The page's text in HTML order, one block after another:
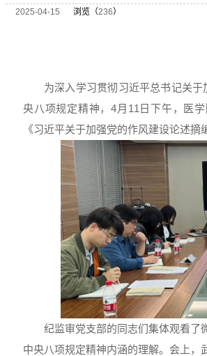
2025-04-15 浏览（236）
为深入学习贯彻习近平总书记关
央八项规定精神，4月11日下午，医
《习近平关于加强党的作风建设论述摘
纪监审党支部的同志们集体观看了
中央八项规定精神内涵的理解。会上